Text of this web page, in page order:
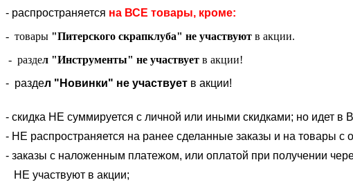
- распространяется на ВСЕ товары, кроме:
- товары "Питерского скрапклуба" не участвуют в акции.
- раздел "Инструменты" не участвует в акции!
- раздел "Новинки" не участвует в акции!
- скидка НЕ суммируется с личной или иными скидками; но идет в
- НЕ распространяется на ранее сделанные заказы и на товары с
- заказы с наложенным платежом, или оплатой при получении
НЕ участвуют в акции;